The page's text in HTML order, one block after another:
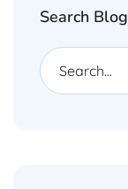
Search Blog